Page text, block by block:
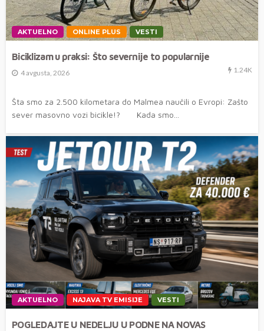
AKTUELNO ONLINE PLUS VESTI
Biciklizam u praksi: Što severnije to popularnije
4 avgusta, 2026 1.24K
Šta smo za 2.500 kilometara do Malmea naučili o Evropi: Zašto
sever masovno vozi bicikle!? Kada smo...
AKTUELNO NAJAVA TV EMISIJE VESTI
POGLEDAJTE U NEDELJU U PODNE NA NOVAS